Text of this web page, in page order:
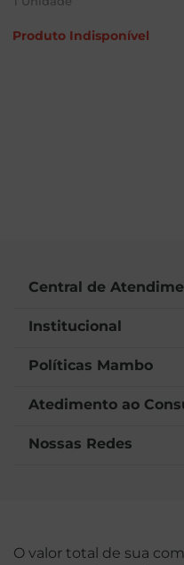
Produto Indisponível
Central de
Institucional
Políticas Mambo
Atedimento ao
Nossas Redes
O valor total de sua